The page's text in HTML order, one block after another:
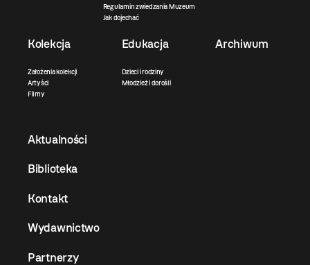
Regulamin zwiedzania Muzeum
Jak dojechać
Kolekcja
Założenia kolekcji
Artyści
Filmy
Edukacja
Dzieci i rodziny
Młodzież i dorośli
Archiwum
Aktualności
Biblioteka
Kontakt
Wydawnictwo
Partnerzy